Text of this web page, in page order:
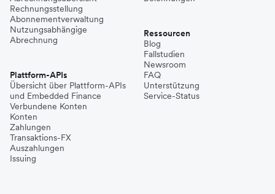
Rechnungsstellung
Abonnementverwaltung
Nutzungsabhängige
Abrechnung
Plattform-APIs
Übersicht über Plattform-APIs
und Embedded Finance
Verbundene Konten
Konten
Zahlungen
Transaktions-FX
Auszahlungen
Issuing
Ressourcen
Blog
Fallstudien
Newsroom
FAQ
Unterstützung
Service-Status